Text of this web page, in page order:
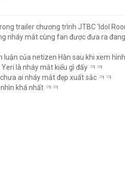
trailer chương trình JTBC 'Idol
nháy mắt cùng fan được đưa ra
luận của netizen Hàn sau khi xem
là nháy mắt kiểu gì đấy ㅋㅋ
ai nháy mắt đẹp xuất sắc ㅋㅋ
khá nhất ㅋㅋ